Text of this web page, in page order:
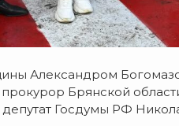
Александром
Брянской
Госдумы РФ